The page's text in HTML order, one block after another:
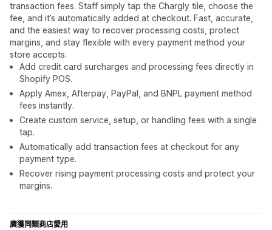
transaction fees. Staff simply tap the Chargly tile, choose the
fee, and it’s automatically added at checkout. Fast, accurate,
and the easiest way to recover processing costs, protect
margins, and stay flexible with every payment method your
store accepts.
Add credit card surcharges and processing fees directly in
Shopify POS.
Apply Amex, Afterpay, PayPal, and BNPL payment method
fees instantly.
Create custom service, setup, or handling fees with a single
tap.
Automatically add transaction fees at checkout for any
payment type.
Recover rising payment processing costs and protect your
margins.
廣獲同類商店愛用